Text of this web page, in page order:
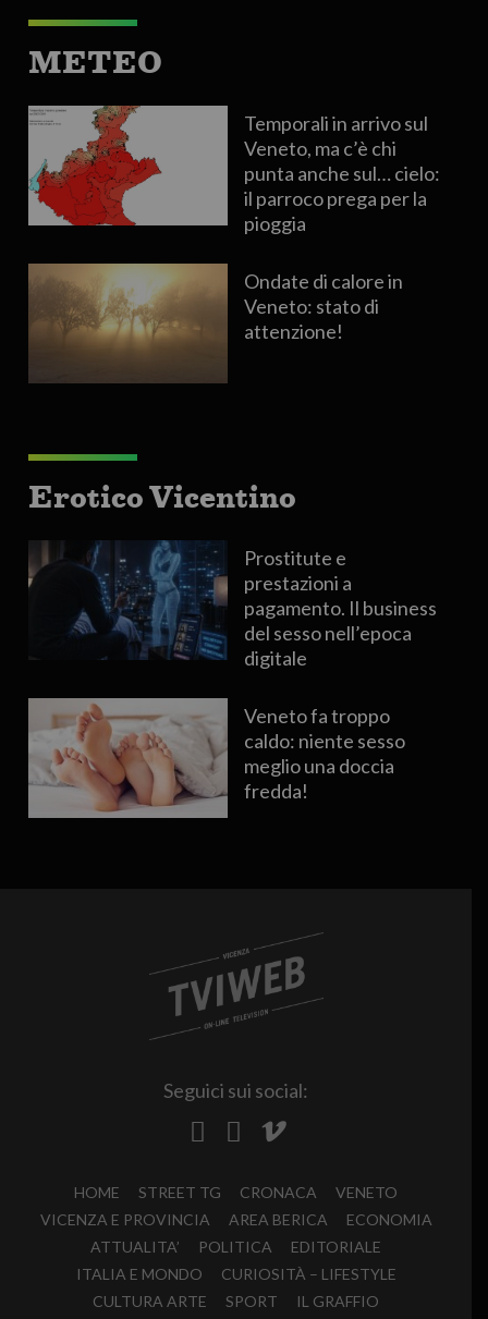
METEO
Temporali in arrivo sul
Veneto, ma c’è chi
punta anche sul… cielo:
il parroco prega per la
pioggia
Ondate di calore in
Veneto: stato di
attenzione!
Erotico Vicentino
Prostitute e
prestazioni a
pagamento. Il business
del sesso nell’epoca
digitale
Veneto fa troppo
caldo: niente sesso
meglio una doccia
fredda!
Seguici sui social:
HOME STREET TG CRONACA
VENETO
VICENZA E PROVINCIA
AREA BERICA
ECONOMIA
ATTUALITA’
POLITICA
EDITORIALE
ITALIA E MONDO
CURIOSITÀ – LIFESTYLE
CULTURA ARTE
SPORT IL GRAFFIO